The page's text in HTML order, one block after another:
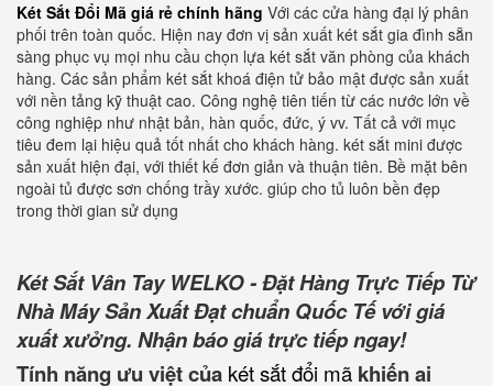
Két Sắt Đổi Mã giá rẻ chính hãng Với các cửa hàng đại lý phân
phối trên toàn quốc. Hiện nay đơn vị sản xuất két sắt gia đình sẵn
sàng phục vụ mọi nhu cầu chọn lựa két sắt văn phòng của khách
hàng. Các sản phẩm két sắt khoá điện tử bảo mật được sản xuất
với nền tảng kỹ thuật cao. Công nghệ tiên tiến từ các nước lớn về
công nghiệp như nhật bản, hàn quốc, đức, ý vv. Tất cả với mục
tiêu đem lại hiệu quả tốt nhất cho khách hàng. két sắt mini được
sản xuất hiện đại, với thiết kế đơn giản và thuận tiên. Bề mặt bên
ngoài tủ được sơn chống trầy xước. giúp cho tủ luôn bền đẹp
trong thời gian sử dụng
Két Sắt Vân Tay WELKO - Đặt Hàng Trực Tiếp Từ
Nhà Máy Sản Xuất Đạt chuẩn Quốc Tế với giá
xuất xưởng. Nhận báo giá trực tiếp ngay!
Tính năng ưu việt của két sắt đổi mã khiến ai